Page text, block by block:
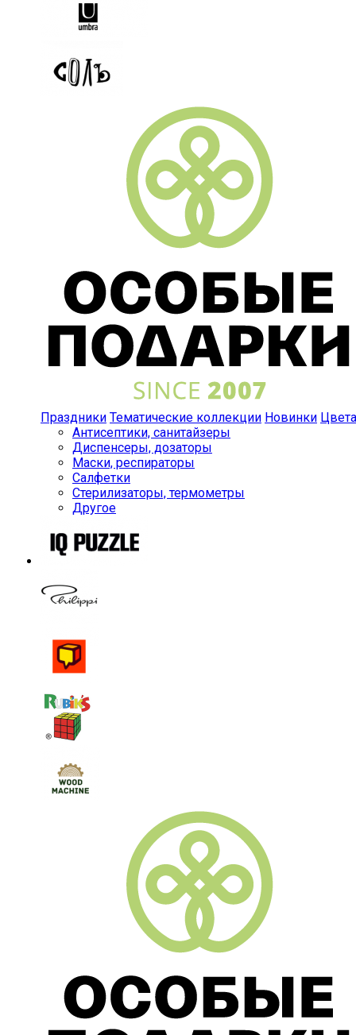
Праздники Тематические коллекции Новинки Цвета
Антисептики, санитайзеры
Диспенсеры, дозаторы
Маски, респираторы
Салфетки
Стерилизаторы, термометры
Другое